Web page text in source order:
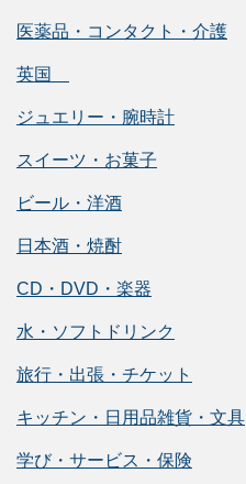
医薬品・コンタクト・介護
英国
ジュエリー・腕時計
スイーツ・お菓子
ビール・洋酒
日本酒・焼酎
CD・DVD・楽器
水・ソフトドリンク
旅行・出張・チケット
キッチン・日用品雑貨・文具
学び・サービス・保険